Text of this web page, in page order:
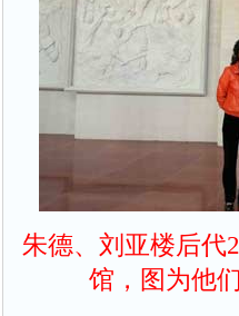
朱德、刘亚楼后代
馆，图为他